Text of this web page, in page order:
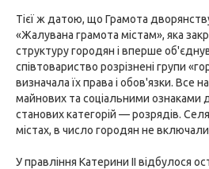
Тієї ж датою, що Грамота
«Жалувана грамота містам», яка
структуру городян і вперше
співтовариство розрізнені групи
визначала їх права і обов'язки. Все
майнових та соціальними ознаками
станових категорій — розрядів.
містах, в число городян не
У правління Катерини II відбулося